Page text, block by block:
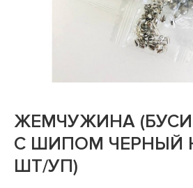
ЖЕМЧУЖИНА
С ШИПОМ ЧЕРНЫЙ
ШТ/УП)